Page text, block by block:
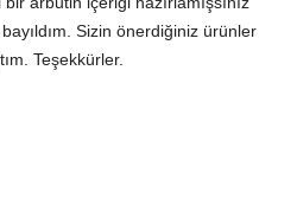
Sizin önerdiğiniz ürünler
Teşekkürler.